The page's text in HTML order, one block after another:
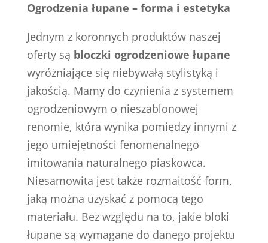
Ogrodzenia łupane – forma i estetyka
Jednym z koronnych produktów naszej
oferty są bloczki ogrodzeniowe łupane
wyróżniające się niebywałą stylistyką i
jakością. Mamy do czynienia z systemem
ogrodzeniowym o nieszablonowej
renomie, która wynika pomiędzy innymi z
jego umiejętności fenomenalnego
imitowania naturalnego piaskowca.
Niesamowita jest także rozmaitość form,
jaką można uzyskać z pomocą tego
materiału. Bez względu na to, jakie bloki
łupane są wymagane do danego projektu